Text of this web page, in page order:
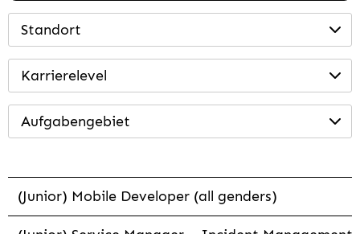
Standort
Karrierelevel
Aufgabengebiet
(Junior) Mobile Developer (all genders)